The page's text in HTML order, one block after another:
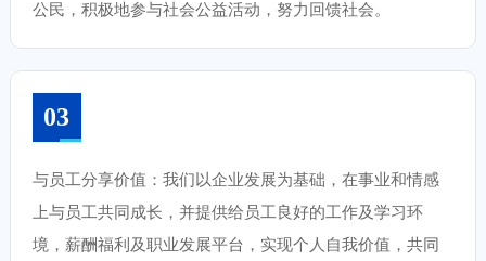
公民，积极地参与社会公益活动，努力回馈社会。
03
与员工分享价值：我们以企业发展为基础，在事业和情感
上与员工共同成长，并提供给员工良好的工作及学习环
境，薪酬福利及职业发展平台，实现个人自我价值，共同